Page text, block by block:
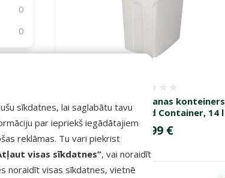
sīkdatnes, lai saglabātu tavu
par iepriekš iegādātajiem
reklāmas. Tu vari piekrist
visas sīkdatnes”, vai noraidīt
noraidīt visas sīkdatnes, vietnē
0
0
1
5
Barības uzglabašanas
MPS2, Oto Food Container, 14 l
Cena
15,99 €